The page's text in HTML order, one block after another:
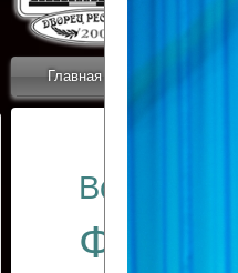
Главная
Все отчеты
Финал